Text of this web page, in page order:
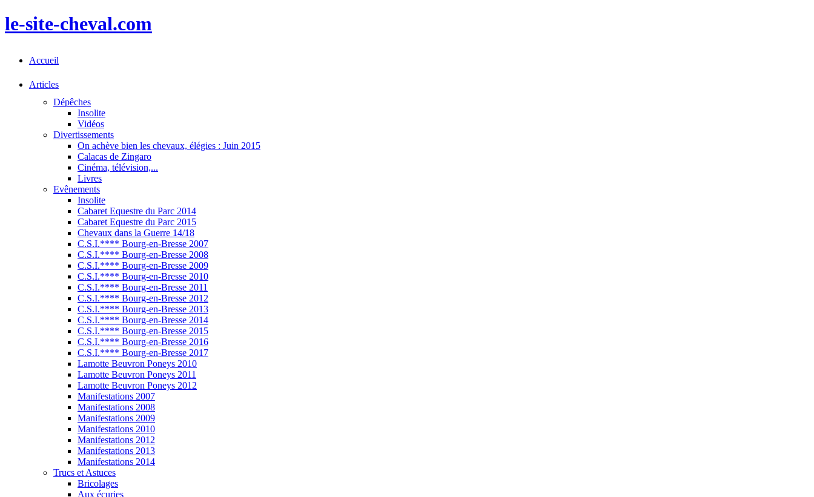
le-site-cheval.com
Accueil
Articles
Dépêches
Insolite
Vidéos
Divertissements
On achève bien les chevaux, élégies : Juin 2015
Calacas de Zingaro
Cinéma, télévision,...
Livres
Evênements
Insolite
Cabaret Equestre du Parc 2014
Cabaret Equestre du Parc 2015
Chevaux dans la Guerre 14/18
C.S.I.**** Bourg-en-Bresse 2007
C.S.I.**** Bourg-en-Bresse 2008
C.S.I.**** Bourg-en-Bresse 2009
C.S.I.**** Bourg-en-Bresse 2010
C.S.I.**** Bourg-en-Bresse 2011
C.S.I.**** Bourg-en-Bresse 2012
C.S.I.**** Bourg-en-Bresse 2013
C.S.I.**** Bourg-en-Bresse 2014
C.S.I.**** Bourg-en-Bresse 2015
C.S.I.**** Bourg-en-Bresse 2016
C.S.I.**** Bourg-en-Bresse 2017
Lamotte Beuvron Poneys 2010
Lamotte Beuvron Poneys 2011
Lamotte Beuvron Poneys 2012
Manifestations 2007
Manifestations 2008
Manifestations 2009
Manifestations 2010
Manifestations 2012
Manifestations 2013
Manifestations 2014
Trucs et Astuces
Bricolages
Aux écuries